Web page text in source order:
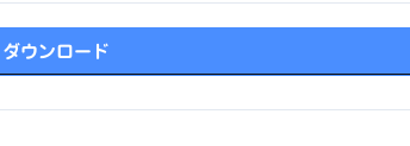
ダウンロード